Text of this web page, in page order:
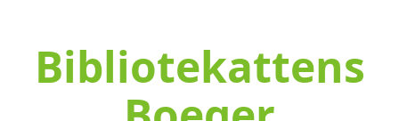
Bibliotekattens